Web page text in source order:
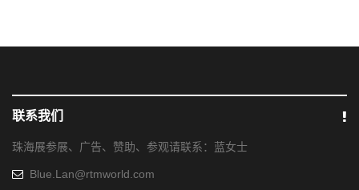
联系我们
珠海展参展、广告、赞助、参观请联系：蓝女士
Blue.Lan@rtmworld.com